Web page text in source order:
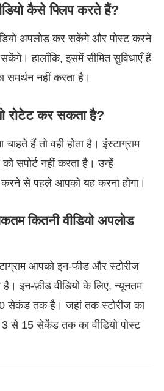
कैसे फ्लिप करते हैं?
अपलोड कर सकेंगे और पोस्ट करने
हालाँकि, इसमें सीमित सुविधाएँ हैं
समर्थन नहीं करता है।
रोटेट कर सकता है?
चाहते हैं तो वही होता है। इंस्टाग्राम
को सपोर्ट नहीं करता है। उन्हें
से पहले आपको यह करना होगा।
कितनी वीडियो अपलोड
आपको इन-फीड और स्टोरीज
है। इन-फ़ीड वीडियो के लिए, न्यूनतम
तक है। जहां तक स्टोरीज का
15 सेकेंड तक का वीडियो पोस्ट